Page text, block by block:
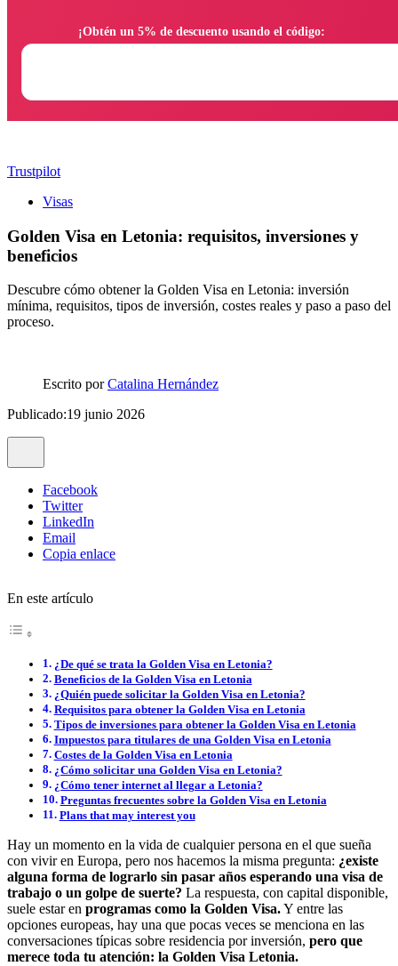
Trustpilot
Visas
Golden Visa en Letonia: requisitos, inversiones y
beneficios
Descubre cómo obtener la Golden Visa en Letonia: inversión
mínima, requisitos, tipos de inversión, costes reales y paso a paso del
proceso.
Escrito porCatalina Hernández
Publicado:19 junio 2026
Facebook
Twitter
LinkedIn
Email
Copia enlace
En este artículo
¿De qué se trata la Golden Visa en Letonia?
Beneficios de la Golden Visa en Letonia
¿Quién puede solicitar la Golden Visa en Letonia?
Requisitos para obtener la Golden Visa en Letonia
Tipos de inversiones para obtener la Golden Visa en Letonia
Impuestos para titulares de una Golden Visa en Letonia
Costes de la Golden Visa en Letonia
¿Cómo solicitar una Golden Visa en Letonia?
¿Cómo tener internet al llegar a Letonia?
Preguntas frecuentes sobre la Golden Visa en Letonia
Plans that may interest you
Hay un momento en la vida de cualquier persona en el que sueña
con vivir en Europa, pero nos hacemos la misma pregunta: ¿existe
alguna forma de lograrlo sin pasar años esperando una visa de
trabajo o un golpe de suerte? La respuesta, con capital disponible,
suele estar en programas como la Golden Visa.Y entre las
opciones europeas, hay una que pocas veces se menciona en las
conversaciones típicas sobre residencia por inversión, pero que
merece toda tu atención: la Golden Visa Letonia.